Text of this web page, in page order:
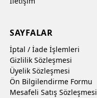
SAYFALAR
İptal / İade İşlemleri
Gizlilik Sözleşmesi
Üyelik Sözleşmesi
Ön Bilgilendirme Formu
Mesafeli Satış Sözleşmesi